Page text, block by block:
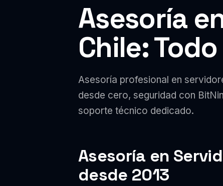
Asesoría
Chile:
Asesoría profesional en
desde cero, seguridad con
soporte técnico dedicado.
Asesoría en
desde 2013